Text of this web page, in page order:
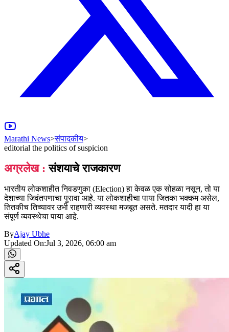
Marathi News>संपादकीय>
editorial the politics of suspicion
अग्रलेख : संशयाचे राजकारण
भारतीय लोकशाहीत निवडणुका (Election) हा केवळ एक सोहळा नसून, तो या
देशाच्या जिवंतपणाचा पुरावा आहे. या लोकशाहीचा पाया जितका भक्कम असेल,
तितकीच तिच्यावर उभी राहणारी व्यवस्था मजबूत असते. मतदार यादी हा या
संपूर्ण व्यवस्थेचा पाया आहे.
ByAjay Ubhe
Updated On:Jul 3, 2026, 06:00 am